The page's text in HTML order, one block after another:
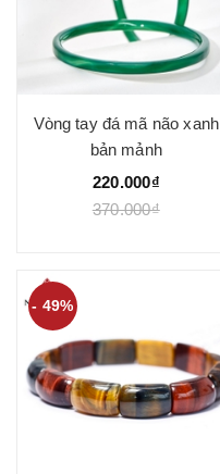
Vòng tay đá mã não xanh
bản mảnh
220.000₫
370.000₫
- 49%